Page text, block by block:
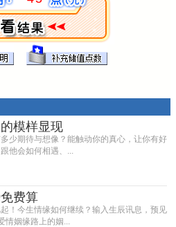
模样显现
少期待与想像？能触动你的真心，让你有好
他会如何相遇、...
费算
！今生情缘如何继续？输入生辰讯息，预见
情姻缘路上的姻...